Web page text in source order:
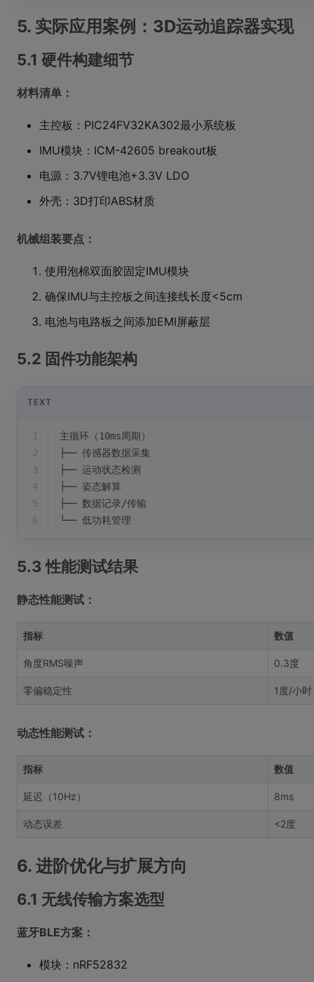
5. 实际应用案例：3D运动追踪器实现
5.1 硬件构建细节
材料清单：
主控板：PIC24FV32KA302最小系统板
IMU模块：ICM-42605 breakout板
电源：3.7V锂电池+3.3V LDO
外壳：3D打印ABS材质
机械组装要点：
使用泡棉双面胶固定IMU模块
确保IMU与主控板之间连接线长度<5cm
电池与电路板之间添加EMI屏蔽层
5.2 固件功能架构
TEXT
1
主循环（10ms周期）
2
├── 传感器数据采集
3
├── 运动状态检测
4
├── 姿态解算
5
├── 数据记录/传输
6
└── 低功耗管理
5.3 性能测试结果
静态性能测试：
指标 数值
角度RMS噪声 0.3度
零偏稳定性 1度/小时
动态性能测试：
指标 数值
延迟（10Hz） 8ms
动态误差 <2度
6. 进阶优化与扩展方向
6.1 无线传输方案选型
蓝牙BLE方案：
模块：nRF52832